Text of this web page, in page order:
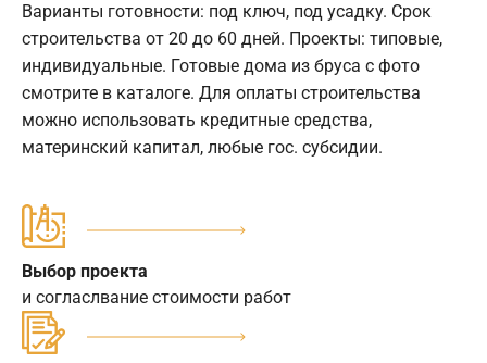
Варианты готовности: под ключ, под усадку. Срок
строительства от 20 до 60 дней. Проекты: типовые,
индивидуальные. Готовые дома из бруса с фото
смотрите в каталоге. Для оплаты строительства
можно использовать кредитные средства,
материнский капитал, любые гос. субсидии.
Выбор проекта
и согласлвание стоимости работ